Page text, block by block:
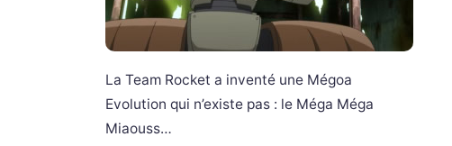
La Team Rocket a inventé une Mégoa
Evolution qui n’existe pas : le Méga Méga
Miaouss…